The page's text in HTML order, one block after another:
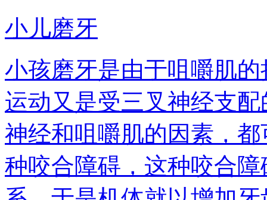
小儿磨牙
小孩磨牙是由于咀嚼肌的
运动又是受三叉神经支配的
神经和咀嚼肌的因素
种咬合障碍，这种咬